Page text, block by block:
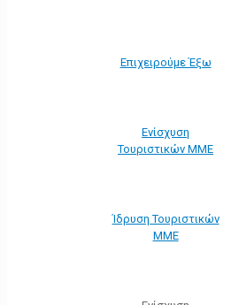
Επιχειρούμε Έξω
Ενίσχυση
Τουριστικών ΜΜΕ
Ίδρυση Τουριστικών
ΜΜΕ